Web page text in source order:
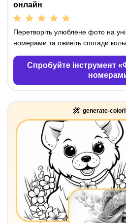
онлайн
Перетворіть улюблене фото на
номерами та оживіть спогади
Спробуйте інструмент
generate-